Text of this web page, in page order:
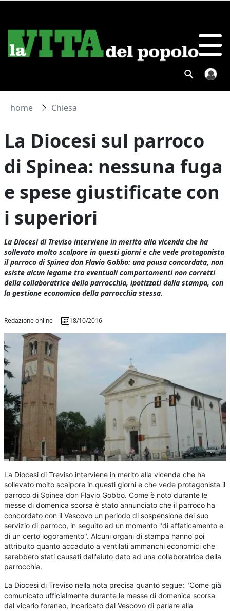
home Chiesa
La Diocesi sul parroco
di Spinea: nessuna fuga
e spese giustificate con
i superiori
La Diocesi di Treviso interviene in merito alla vicenda che ha
sollevato molto scalpore in questi giorni e che vede protagonista
il parroco di Spinea don Flavio Gobbo: una pausa concordata, non
esiste alcun legame tra eventuali comportamenti non corretti
della collaboratrice della parrocchia, ipotizzati dalla stampa, con
la gestione economica della parrocchia stessa.
Redazione online 18/10/2016
La Diocesi di Treviso interviene in merito alla vicenda che ha
sollevato molto scalpore in questi giorni e che vede protagonista il
parroco di Spinea don Flavio Gobbo. Come è noto durante le
messe di domenica scorsa è stato annunciato che il parroco ha
concordato con il Vescovo un periodo di sospensione del suo
servizio di parroco, in seguito ad un momento "di affaticamento e
di un certo logoramento". Alcuni organi di stampa hanno poi
attribuito quanto accaduto a ventilati ammanchi economici che
sarebbero stati causati dall'aiuto dato ad una collaboratrice della
parrocchia.
La Diocesi di Treviso nella nota precisa quanto segue: "Come già
comunicato ufficialmente durante le messe di domenica scorsa
dal vicario foraneo, incaricato dal Vescovo di parlare alla